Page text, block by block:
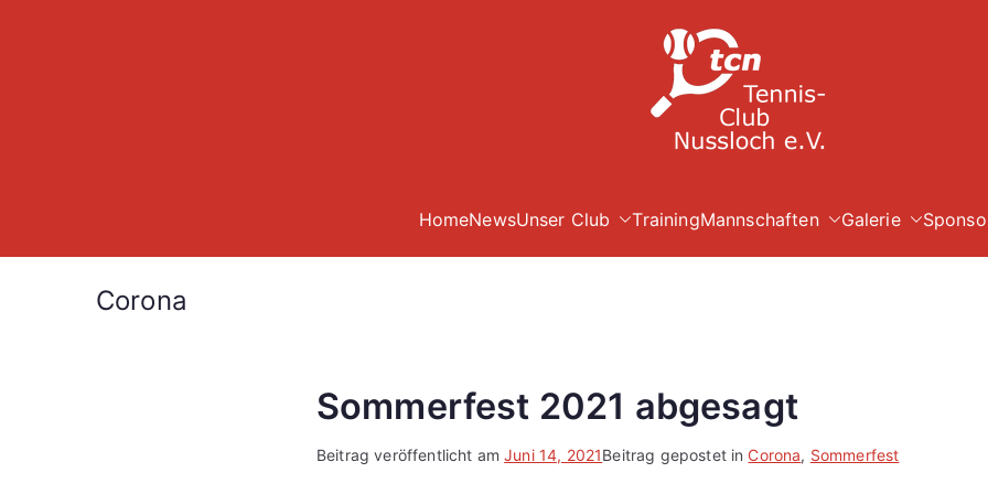
HomeNewsUnser Club TrainingMannschaften Galerie
Corona
Sommerfest 2021 abgesagt
Beitrag veröffentlicht amJuni 14, 2021Beitrag gepostet in Corona, Sommerfest